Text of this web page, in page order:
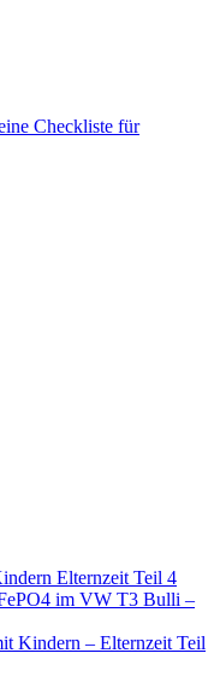
Checkliste für
Elternzeit Teil 4
im VW T3 Bulli –
Kindern – Elternzeit Teil